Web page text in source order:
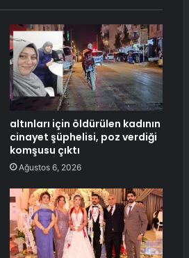
altınları için öldürülen kadının
cinayet şüphelisi, poz verdiği
komşusu çıktı
Ağustos 6, 2026